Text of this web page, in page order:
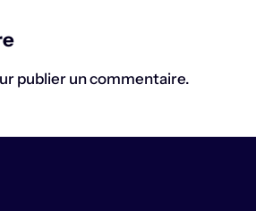
publier un commentaire.